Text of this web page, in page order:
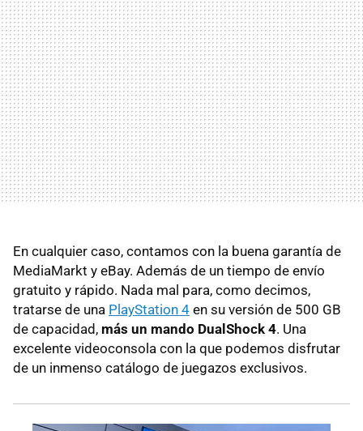
En cualquier caso, contamos con la buena garantía de
MediaMarkt y eBay. Además de un tiempo de envío
gratuito y rápido. Nada mal para, como decimos,
tratarse de una PlayStation 4 en su versión de 500 GB
de capacidad, más un mando DualShock 4. Una
excelente videoconsola con la que podemos disfrutar
de un inmenso catálogo de juegazos exclusivos.